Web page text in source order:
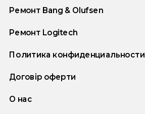
Ремонт Bang & Olufsen
Ремонт Logitech
Политика конфиденциальности
Договір оферти
О нас